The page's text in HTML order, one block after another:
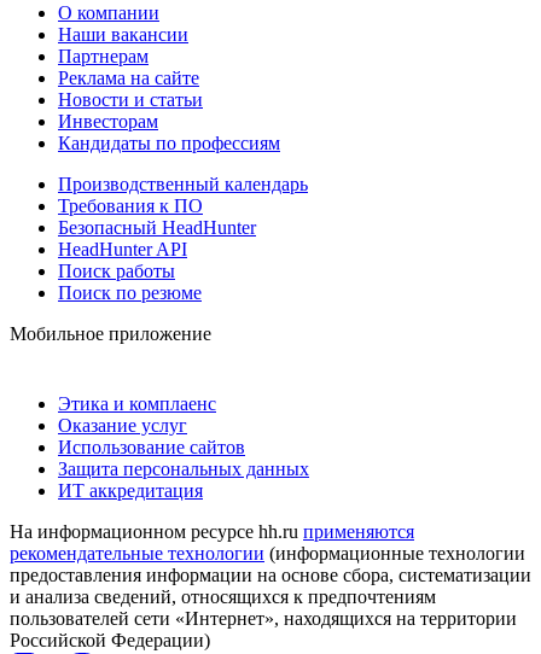
О компании
Наши вакансии
Партнерам
Реклама на сайте
Новости и статьи
Инвесторам
Кандидаты по профессиям
Производственный календарь
Требования к ПО
Безопасный HeadHunter
HeadHunter API
Поиск работы
Поиск по резюме
Мобильное приложение
Этика и комплаенс
Оказание услуг
Использование сайтов
Защита персональных данных
ИТ аккредитация
На информационном ресурсе hh.ru применяются
рекомендательные технологии (информационные технологии
предоставления информации на основе сбора, систематизации
и анализа сведений, относящихся к предпочтениям
пользователей сети «Интернет», находящихся на территории
Российской Федерации)